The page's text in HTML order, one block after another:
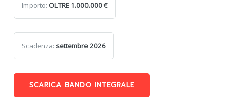
Importo: OLTRE 1.000.000 €
Scadenza: settembre 2026
SCARICA BANDO INTEGRALE